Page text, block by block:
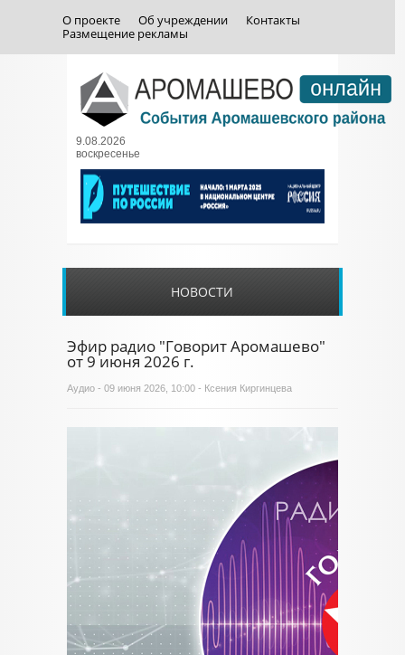
О проекте Об учреждении
Контакты
Размещение рекламы
9.08.2026
воскресенье
НОВОСТИ
Эфир радио "Говорит Аромашево"
от 9 июня 2026 г.
Аудио - 09 июня 2026, 10:00 - Ксения Киргинцева